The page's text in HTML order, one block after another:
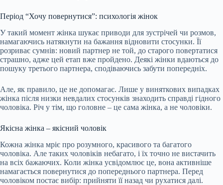
Період “Хочу повернутися”: психологія жінок
У такий момент жінка шукає приводи для зустрічей чи розмов,
намагаючись натякнути на бажання відновити стосунки. Її
розриває сумнів: новий партнер не той, до старого повертатися
страшно, адже цей етап вже пройдено. Деякі жінки вдаються до
пошуку третього партнера, сподіваючись забути попередніх.
Але, як правило, це не допомагає. Лише у виняткових випадках
жінка після низки невдалих стосунків знаходить справді гідного
чоловіка. Річ у тім, що головне – це сама жінка, а не чоловіки.
Якісна жінка – якісний чоловік
Кожна жінка мріє про розумного, красивого та багатого
чоловіка. Але таких чоловіків небагато, і їх точно не вистачить
на всіх бажаючих. Коли жінка усвідомлює це, вона активніше
намагається повернутися до попереднього партнера. Перед
чоловіком постає вибір: прийняти її назад чи рухатися далі.